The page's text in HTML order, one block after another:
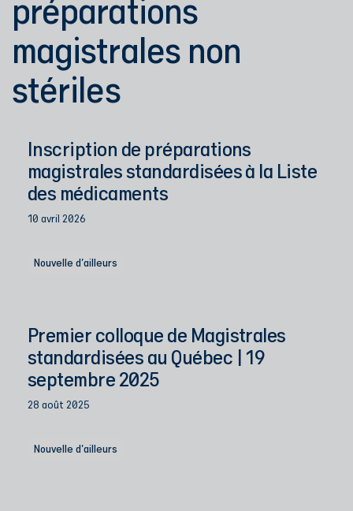
préparations
magistrales non
stériles
Inscription de préparations
magistrales standardisées à la Liste
des médicaments
10 avril 2026
Nouvelle d'ailleurs
Premier colloque de Magistrales
standardisées au Québec | 19
septembre 2025
28 août 2025
Nouvelle d'ailleurs